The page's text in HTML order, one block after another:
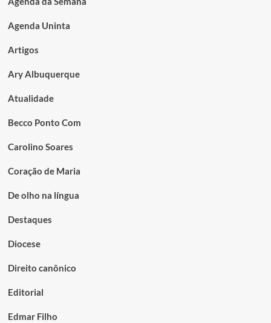
Agenda Uninta
Artigos
Ary Albuquerque
Atualidade
Becco Ponto Com
Carolino Soares
Coração de Maria
De olho na língua
Destaques
Diocese
Direito canônico
Editorial
Edmar Filho